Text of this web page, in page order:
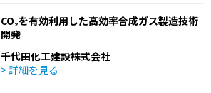
CO₂を有効利用した高効率合成ガス製造技術
開発
千代田化工建設株式会社
> 詳細を見る